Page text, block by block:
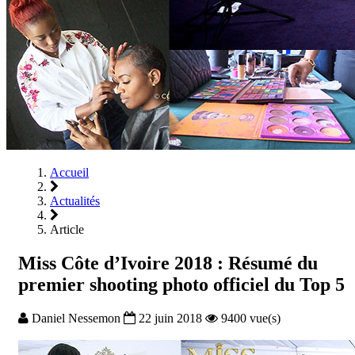
Accueil
Actualités
Article
Miss Côte d’Ivoire 2018 : Résumé du
premier shooting photo officiel du Top 5
Daniel Nessemon 22 juin 2018 9400 vue(s)